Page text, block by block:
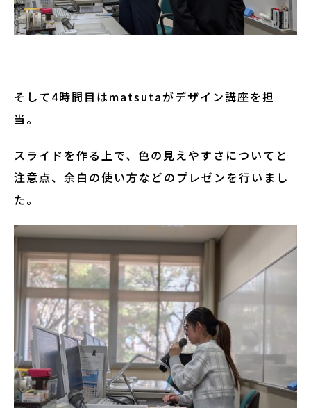
そして4時間目はmatsutaがデザイン講座を担
当。
スライドを作る上で、色の見えやすさについてと
注意点、余白の使い方などのプレゼンを行いまし
た。